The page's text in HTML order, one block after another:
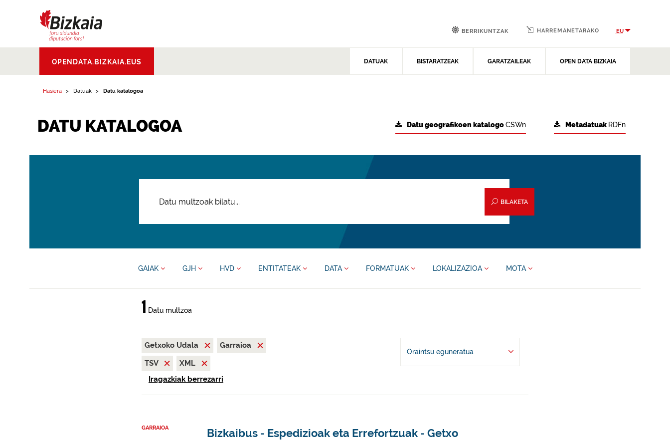
Aldundia.Diputacion
Foral de Bizkaia
OPENDATA.BIZKAIA.EUS DATUAK BISTARATZEAK GARATZAILEAK OPEN DATA BIZKAIA
BERRIKUNTZAK HARREMANETARAKO EU
Hasiera Datuak Datu katalogoa
DATU KATALOGOA Metadatuak RDFn
Datu geografikoen katalogoCSWn
BILAKETA
GAIAK GJH HVD ENTITATEAK DATA FORMATUAK LOKALIZAZIOA MOTA
1 Datu multzoa
Getxoko Udala
Garraioa
TSV
XML
Iragazkiak berrezarri
Oraintsu eguneratua
GARRAIOA Bizkaibus - Espedizioak eta Errefortzuak - Getxo